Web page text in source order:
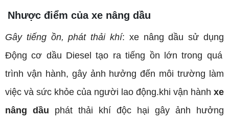
Nhược điểm của xe nâng dầu
Gây tiếng ồn, phát thải khí: xe nâng dầu sử dụng
Động cơ dầu Diesel tạo ra tiếng ồn lớn trong quá
trình vận hành, gây ảnh hưởng đến môi trường làm
việc và sức khỏe của người lao động.khi vận hành xe
nâng dầu phát thải khí độc hại gây ảnh hưởng